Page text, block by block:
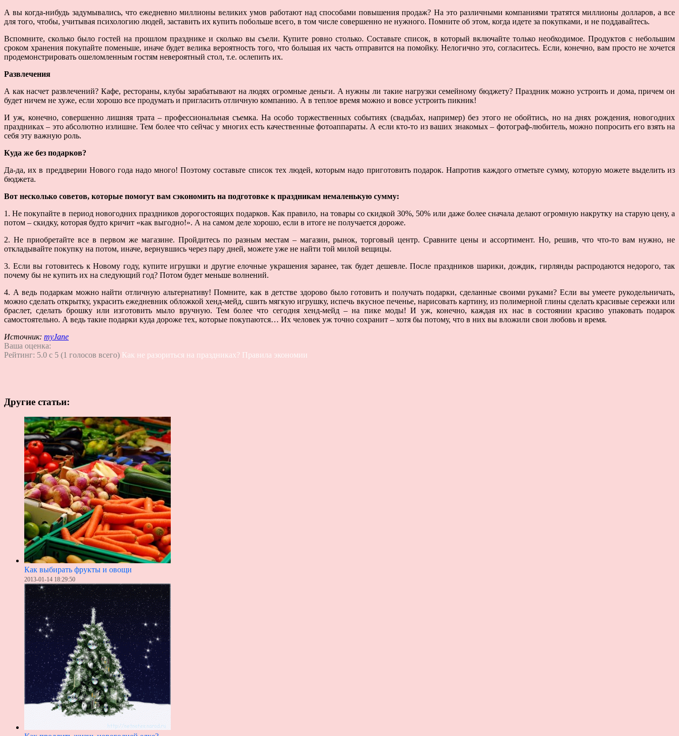
А вы когда-нибудь задумывались, что ежедневно миллионы великих умов работают над способами повышения продаж? На это различными компаниями тратятся миллионы долларов, а все
для того, чтобы, учитывая психологию людей, заставить их купить побольше всего, в том числе совершенно не нужного. Помните об этом, когда идете за покупками, и не поддавайтесь.
Вспомните, сколько было гостей на прошлом празднике и сколько вы съели. Купите ровно столько. Составьте список, в который включайте только необходимое. Продуктов с небольшим
сроком хранения покупайте поменьше, иначе будет велика вероятность того, что большая их часть отправится на помойку. Нелогично это, согласитесь. Если, конечно, вам просто не хочется
продемонстрировать ошеломленным гостям невероятный стол, т.е. ослепить их.
Развлечения
А как насчет развлечений? Кафе, рестораны, клубы зарабатывают на людях огромные деньги. А нужны ли такие нагрузки семейному бюджету? Праздник можно устроить и дома, причем он
будет ничем не хуже, если хорошо все продумать и пригласить отличную компанию. А в теплое время можно и вовсе устроить пикник!
И уж, конечно, совершенно лишняя трата – профессиональная съемка. На особо торжественных событиях (свадьбах, например) без этого не обойтись, но на днях рождения, новогодних
праздниках – это абсолютно излишне. Тем более что сейчас у многих есть качественные фотоаппараты. А если кто-то из ваших знакомых – фотограф-любитель, можно попросить его взять на
себя эту важную роль.
Куда же без подарков?
Да-да, их в преддверии Нового года надо много! Поэтому составьте список тех людей, которым надо приготовить подарок. Напротив каждого отметьте сумму, которую можете выделить из
бюджета.
Вот несколько советов, которые помогут вам сэкономить на подготовке к праздникам немаленькую сумму:
1. Не покупайте в период новогодних праздников дорогостоящих подарков. Как правило, на товары со скидкой 30%, 50% или даже более сначала делают огромную накрутку на старую цену, а
потом – скидку, которая будто кричит «как выгодно!». А на самом деле хорошо, если в итоге не получается дороже.
2. Не приобретайте все в первом же магазине. Пройдитесь по разным местам – магазин, рынок, торговый центр. Сравните цены и ассортимент. Но, решив, что что-то вам нужно, не
откладывайте покупку на потом, иначе, вернувшись через пару дней, можете уже не найти той милой вещицы.
3. Если вы готовитесь к Новому году, купите игрушки и другие елочные украшения заранее, так будет дешевле. После праздников шарики, дождик, гирлянды распродаются недорого, так
почему бы не купить их на следующий год? Потом будет меньше волнений.
4. А ведь подаркам можно найти отличную альтернативу! Помните, как в детстве здорово было готовить и получать подарки, сделанные своими руками? Если вы умеете рукодельничать,
можно сделать открытку, украсить ежедневник обложкой хенд-мейд, сшить мягкую игрушку, испечь вкусное печенье, нарисовать картину, из полимерной глины сделать красивые сережки или
браслет, сделать брошку или изготовить мыло вручную. Тем более что сегодня хенд-мейд – на пике моды! И уж, конечно, каждая их нас в состоянии красиво упаковать подарок
самостоятельно. А ведь такие подарки куда дороже тех, которые покупаются… Их человек уж точно сохранит – хотя бы потому, что в них вы вложили свои любовь и время.
Источник: myJane
Ваша оценка:
Рейтинг: 5.0 c 5 (1 голосов всего) Как не разориться на праздниках? Правила экономии
Другие статьи:
Как выбирать фрукты и овощи
2013-01-14 18:29:50